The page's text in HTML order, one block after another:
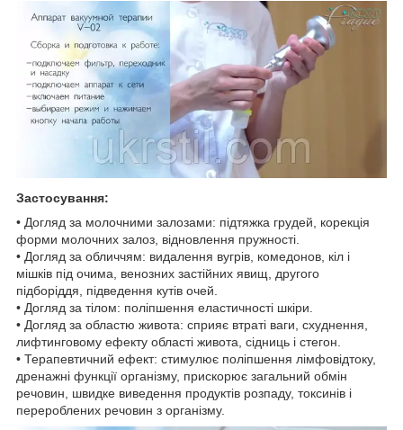
Застосування:
• Догляд за молочними залозами: підтяжка грудей, корекція
форми молочних залоз, відновлення пружності.
• Догляд за обличчям: видалення вугрів, комедонов, кіл і
мішків під очима, венозних застійних явищ, другого
підборіддя, підведення кутів очей.
• Догляд за тілом: поліпшення еластичності шкіри.
• Догляд за областю живота: сприяє втраті ваги, схуднення,
лифтинговому ефекту області живота, сідниць і стегон.
• Терапевтичний ефект: стимулює поліпшення лімфовідтоку,
дренажні функції організму, прискорює загальний обмін
речовин, швидке виведення продуктів розпаду, токсинів і
перероблених речовин з організму.